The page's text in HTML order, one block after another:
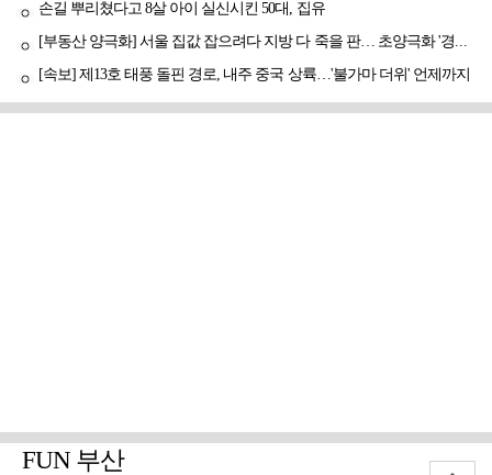
손길 뿌리쳤다고 8살 아이 실신시킨 50대, 집유
[부동산 양극화] 서울 집값 잡으려다 지방 다 죽을 판… 초양극화 '경고등'
[속보] 제13호 태풍 돌핀 경로, 내주 중국 상륙…'불가마 더위' 언제까지
FUN 부산